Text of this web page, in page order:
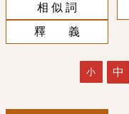
相 似 詞
釋 義
小 中